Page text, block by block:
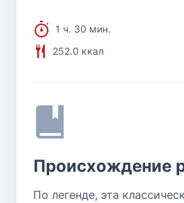
1 ч. 30 мин.
252.0 ккал
Происхождение
По легенде, эта